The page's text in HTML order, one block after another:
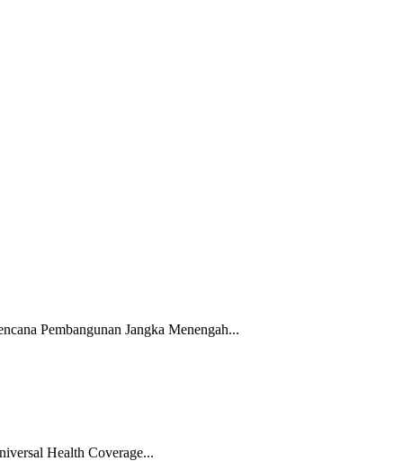
Pembangunan Jangka Menengah...
Health Coverage...